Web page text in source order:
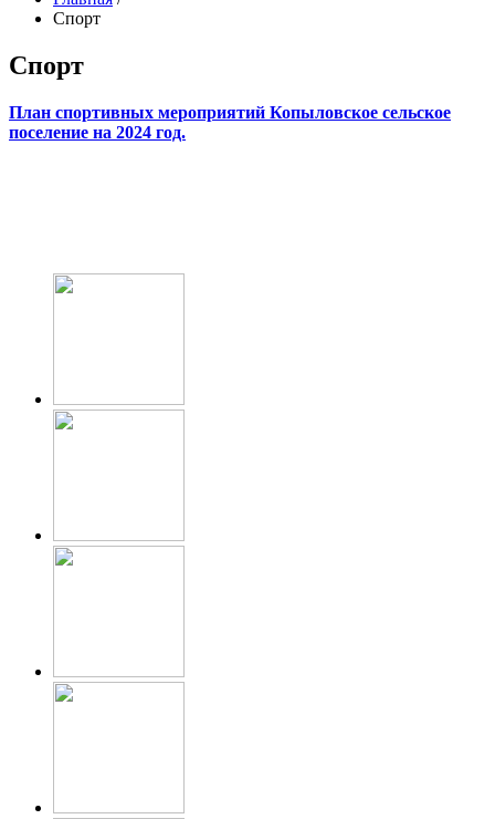
Спорт
Спорт
План спортивных мероприятий Копыловское сельское
поселение на 2024 год.